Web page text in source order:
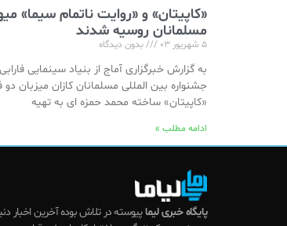
«کاپیتان» و «روایت ناتمام سیما»
مسلمانان روسیه شدند
۵ شهریور ۰۳ بدون دیدگاه
به گزارش خبرگزاری آماج از بنیاد سینمایی
جشنواره بین المللی مسلمانان کازان میزبان
«کاپیتان» ساخته محمد حمزه ای به تهیه
ادامه مطلب »
پایگاه خبری لیماپیوسته در تلاش بوده آخرین اخبار